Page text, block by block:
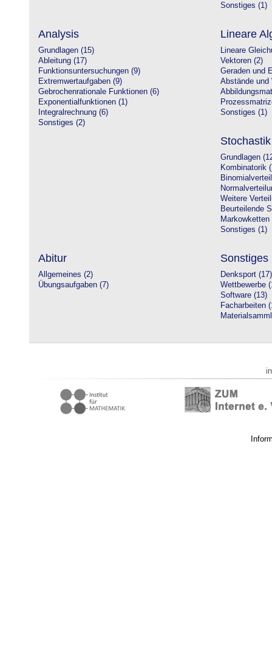
Sonstiges (1)
Analysis
Grundlagen (15)
Ableitung (17)
Funktionsuntersuchungen (9)
Extremwertaufgaben (9)
Gebrochenrationale Funktionen (6)
Exponentialfunktionen (1)
Integralrechnung (6)
Sonstiges (2)
Lineare
Lineare
Vektoren (2)
Geraden und
Abstände und
Sonstiges (1)
Stochastik
Grundlagen
Kombinatorik
Weitere
Beurteilende
Markowketten
Sonstiges (1)
Abitur
Allgemeines (2)
Übungsaufgaben (7)
Sonstiges
Denksport (17)
Wettbewerbe
Software (13)
Facharbeiten